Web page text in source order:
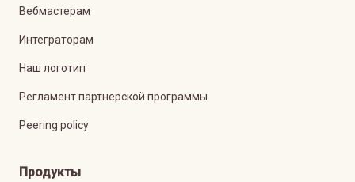
Вебмастерам
Интеграторам
Наш логотип
Регламент партнерской программы
Peering policy
Продукты